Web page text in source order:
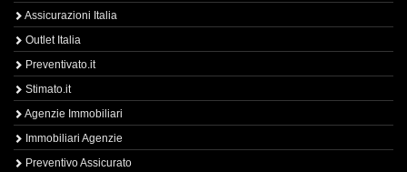
Assicurazioni Italia
Outlet Italia
Preventivato.it
Stimato.it
Agenzie Immobiliari
Immobiliari Agenzie
Preventivo Assicurato